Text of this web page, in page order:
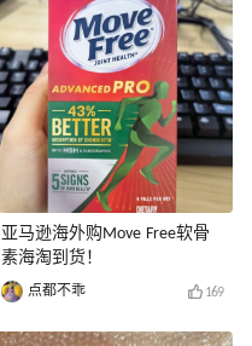
亚马逊海外购Move Free软骨
素海淘到货！
点都不乖 169